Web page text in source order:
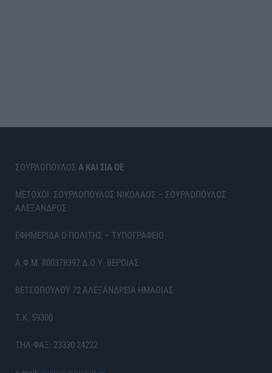
ΣΟΥΡΛΟΠΟΥΛΟΣ Α ΚΑΙ ΣΙΑ ΟΕ
ΜΕΤΟΧΟΙ: ΣΟΥΡΛΟΠΟΥΛΟΣ ΝΙΚΟΛΑΟΣ – ΣΟΥΡΛΟΠΟΥΛΟΣ
ΑΛΕΞΑΝΔΡΟΣ
ΕΦΗΜΕΡΙΔΑ Ο ΠΟΛΙΤΗΣ – ΤΥΠΟΓΡΑΦΕΙΟ
Α.Φ.Μ. 800378397 Δ.Ο.Υ. ΒΕΡΟΙΑΣ
ΒΕΤΣΟΠΟΥΛΟΥ 72 ΑΛΕΞΑΝΔΡΕΙΑ ΗΜΑΘΙΑΣ
Τ.Κ. 59300
ΤΗΛ-ΦΑΞ: 23330 24222